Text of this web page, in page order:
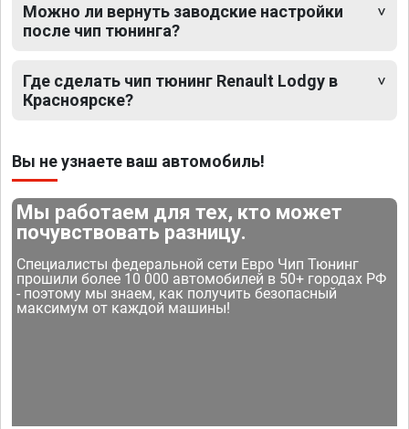
Можно ли вернуть заводские настройки
после чип тюнинга?
Где сделать чип тюнинг Renault Lodgy в
Красноярске?
Вы не узнаете ваш автомобиль!
Мы работаем для тех, кто может
почувствовать разницу.
Специалисты федеральной сети Евро Чип Тюнинг
прошили более 10 000 автомобилей в 50+ городах РФ
- поэтому мы знаем, как получить безопасный
максимум от каждой машины!